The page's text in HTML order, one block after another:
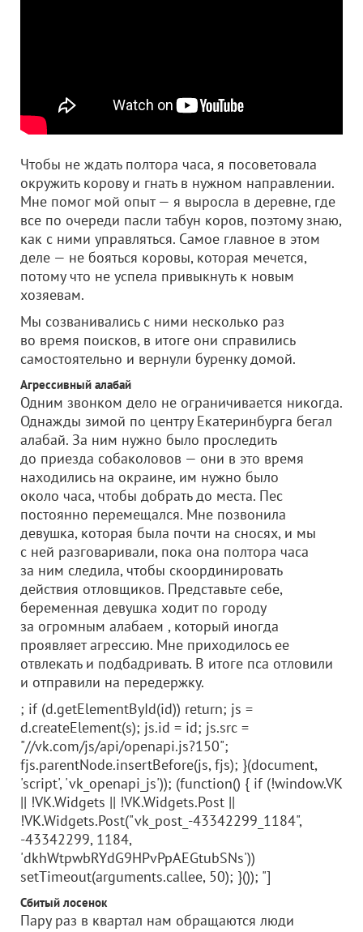
Чтобы не ждать полтора часа, я посоветовала
окружить корову и гнать в нужном направлении.
Мне помог мой опыт — я выросла в деревне, где
все по очереди пасли табун коров, поэтому знаю,
как с ними управляться. Самое главное в этом
деле — не бояться коровы, которая мечется,
потому что не успела привыкнуть к новым
хозяевам.
Мы созванивались с ними несколько раз
во время поисков, в итоге они справились
самостоятельно и вернули буренку домой.
Агрессивный алабай
Одним звонком дело не ограничивается никогда.
Однажды зимой по центру Екатеринбурга бегал
алабай. За ним нужно было проследить
до приезда собаколовов — они в это время
находились на окраине, им нужно было
около часа, чтобы добрать до места. Пес
постоянно перемещался. Мне позвонила
девушка, которая была почти на сносях, и мы
с ней разговаривали, пока она полтора часа
за ним следила, чтобы скоординировать
действия отловщиков. Представьте себе,
беременная девушка ходит по городу
за огромным алабаем , который иногда
проявляет агрессию. Мне приходилось ее
отвлекать и подбадривать. В итоге пса отловили
и отправили на передержку.
; if (d.getElementById(id)) return; js =
d.createElement(s); js.id = id; js.src =
"//vk.com/js/api/openapi.js?150";
fjs.parentNode.insertBefore(js, fjs); }(document,
'script', 'vk_openapi_js')); (function() { if (!window.VK
|| !VK.Widgets || !VK.Widgets.Post ||
!VK.Widgets.Post("vk_post_-43342299_1184",
-43342299, 1184,
'dkhWtpwbRYdG9HPvPpAEGtubSNs'))
setTimeout(arguments.callee, 50); }()); "]
Сбитый лосенок
Пару раз в квартал нам обращаются люди